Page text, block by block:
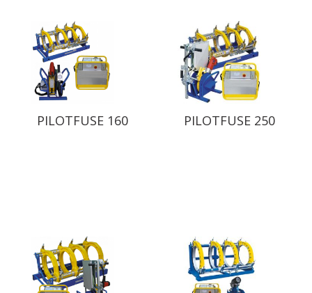
PILOTFUSE 160 PILOTFUSE 250